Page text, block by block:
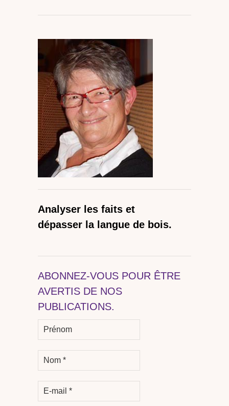
Analyser les faits et
dépasser la langue de bois.
ABONNEZ-VOUS POUR ÊTRE
AVERTIS DE NOS
PUBLICATIONS.